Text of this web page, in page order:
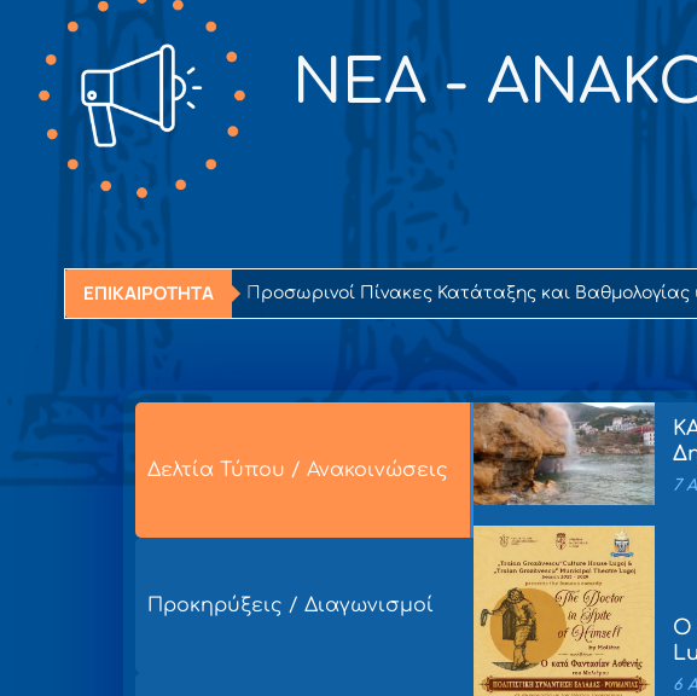
NEA -
ΕΠΙΚΑΙΡΟΤΗΤΑ Προσωρινοί Πίνακες Κατάταξης και
Δελτία Τύπου / Ανακοινώσεις
Προκηρύξεις / Διαγωνισμοί
7
Ο
6